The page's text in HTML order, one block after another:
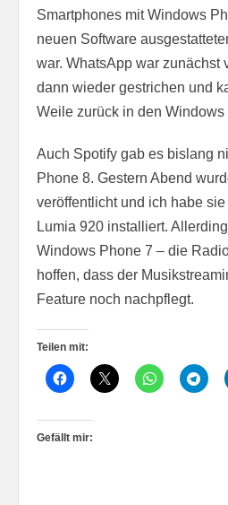
Smartphones mit Windows
neuen Software
war. WhatsApp war zunächst
dann wieder gestrichen und
Weile zurück in den Windows
Auch Spotify gab es bislang
Phone 8. Gestern Abend
veröffentlicht und ich habe
Lumia 920 installiert.
Windows Phone 7 – die
hoffen, dass der
Feature noch nachpflegt.
Teilen mit:
Gefällt mir: